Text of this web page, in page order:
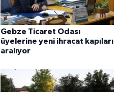
Gebze Ticaret Odası
üyelerine yeni ihracat kapıları
aralıyor